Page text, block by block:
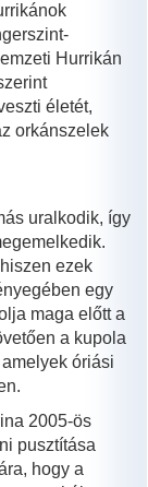
Hurrikán
életét,
orkánszelek
uralkodik, így
ezek
egy
maga előtt a
a kupola
óriási
2005-ös
pusztítása
hogy a